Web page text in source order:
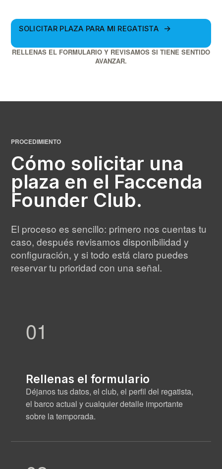
SOLICITAR PLAZA PARA MI REGATISTA
RELLENAS EL FORMULARIO Y REVISAMOS SI TIENE SENTIDO
AVANZAR.
PROCEDIMIENTO
Cómo solicitar una
plaza en el Faccenda
Founder Club.
El proceso es sencillo: primero nos cuentas tu
caso, después revisamos disponibilidad y
configuración, y si todo está claro puedes
reservar tu prioridad con una señal.
01
Rellenas el formulario
Déjanos tus datos, el club, el perfil del regatista,
el barco actual y cualquier detalle importante
sobre la temporada.